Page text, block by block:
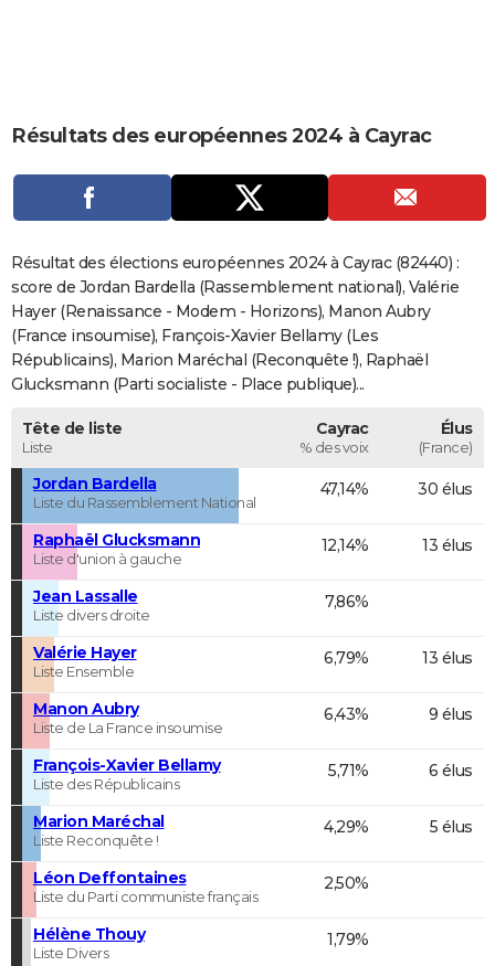
Carte de Noël
Carte Bonne année
Carte Saint-Valentin
Carte Pâques
Carte d'anniversaire
DICTIONNAIRE
COPAINS D'AVANT
S'inscrire
Se connecter
Lycées
Collèges
Primaires
Universités
Entreprises
Service militaire
Avis de recherche
AVIS DE DÉCÈS
FORUM
Bricolage
Lifestyle
Culture
Sport
Auto
Television
Voyage
Cinema
Résultats des européennes 2024 à Cayrac
Résultat des élections européennes 2024 à Cayrac (82440) :
score de Jordan Bardella (Rassemblement national), Valérie
Hayer (Renaissance - Modem - Horizons), Manon Aubry
(France insoumise), François-Xavier Bellamy (Les
Républicains), Marion Maréchal (Reconquête !), Raphaël
Glucksmann (Parti socialiste - Place publique)...
Tête de liste
Liste
Cayrac
% des voix
Élus
(France)
Jordan Bardella
Liste du Rassemblement National
47,14% 30 élus
Raphaël Glucksmann
Liste d'union à gauche
12,14% 13 élus
Jean Lassalle
Liste divers droite
7,86%
Valérie Hayer
Liste Ensemble
6,79% 13 élus
Manon Aubry
Liste de La France insoumise
6,43% 9 élus
François-Xavier Bellamy
Liste des Républicains
5,71% 6 élus
Marion Maréchal
Liste Reconquête !
4,29% 5 élus
Léon Deffontaines
Liste du Parti communiste français
2,50%
Hélène Thouy
Liste Divers
1,79%